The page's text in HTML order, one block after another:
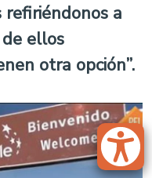
refiriéndonos a
ellos
otra opción”.